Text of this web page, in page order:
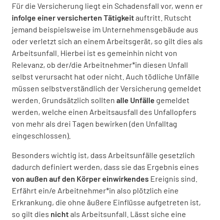
Für die Versicherung liegt ein Schadensfall vor, wenn er
infolge einer versicherten Tätigkeitauftritt. Rutscht
jemand beispielsweise im Unternehmensgebäude aus
oder verletzt sich an einem Arbeitsgerät, so gilt dies als
Arbeitsunfall. Hierbei ist es gemeinhin nicht von
Relevanz, ob der/die Arbeitnehmer*in diesen Unfall
selbst verursacht hat oder nicht. Auch tödliche Unfälle
müssen selbstverständlich der Versicherung gemeldet
werden. Grundsätzlich sollten alle Unfälle gemeldet
werden, welche einen Arbeitsausfall des Unfallopfers
von mehr als drei Tagen bewirken (den Unfalltag
eingeschlossen).
Besonders wichtig ist, dass Arbeitsunfälle gesetzlich
dadurch definiert werden, dass sie das Ergebnis eines
von außen auf den Körper einwirkendes Ereignis sind.
Erfährt ein/e Arbeitnehmer*in also plötzlich eine
Erkrankung, die ohne äußere Einflüsse aufgetreten ist,
so gilt dies nichtals Arbeitsunfall. Lässt siche eine